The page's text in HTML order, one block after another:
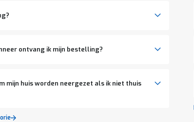
ontvang ik mijn bestelling?
mijn huis worden neergezet als ik niet thuis